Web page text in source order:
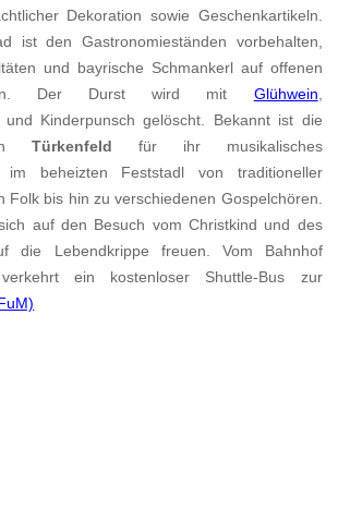
Dekoration sowie Geschenkartikeln.
ist den Gastronomieständen vorbehalten,
und bayrische Schmankerl auf offenen
Der Durst wird mit Glühwein
und Kinderpunsch gelöscht. Bekannt ist die
inTürkenfeld für ihr musikalisches
im beheizten Feststadl von traditioneller
Folk bis hin zu verschiedenen Gospelchören.
auf den Besuch vom Christkind und des
die Lebendkrippe freuen. Vom Bahnhof
ein kostenloser Shuttle-Bus zur